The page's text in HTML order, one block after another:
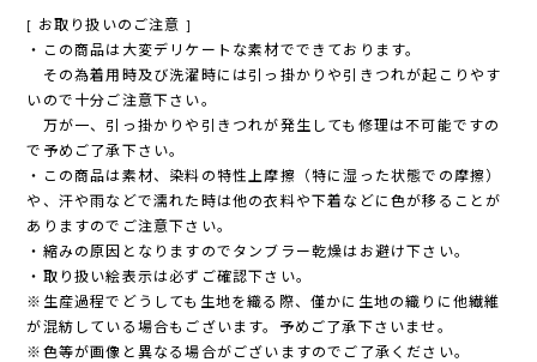
[ お取り扱いのご注意 ]
・この商品は大変デリケートな素材でできております。
その為着用時及び洗濯時には引っ掛かりや引きつれが起こりやす
いので十分ご注意下さい。
万が一、引っ掛かりや引きつれが発生しても修理は不可能ですの
で予めご了承下さい。
・この商品は素材、染料の特性上摩擦（特に湿った状態での摩擦）
や、汗や雨などで濡れた時は他の衣料や下着などに色が移ることが
ありますのでご注意下さい。
・縮みの原因となりますのでタンブラー乾燥はお避け下さい。
・取り扱い絵表示は必ずご確認下さい。
※生産過程でどうしても生地を織る際、僅かに生地の織りに他繊維
が混紡している場合もございます。予めご了承下さいませ。
※色等が画像と異なる場合がございますのでご了承ください。